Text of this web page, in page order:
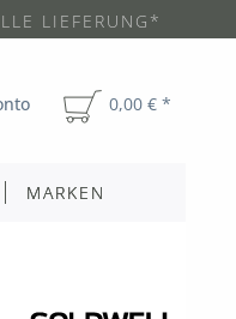
LIEFERUNG*
0,00 € *
MARKEN